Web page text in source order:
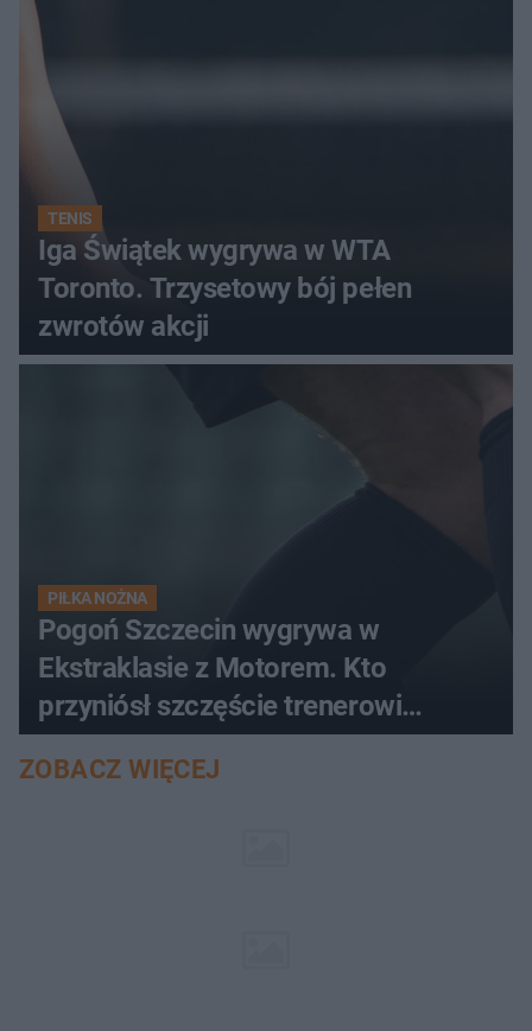
TENIS
Iga Świątek wygrywa w WTA
Toronto. Trzysetowy bój pełen
zwrotów akcji
PIŁKA NOŻNA
Pogoń Szczecin wygrywa w
Ekstraklasie z Motorem. Kto
przyniósł szczęście trenerowi
gospodarzy?
ZOBACZ WIĘCEJ